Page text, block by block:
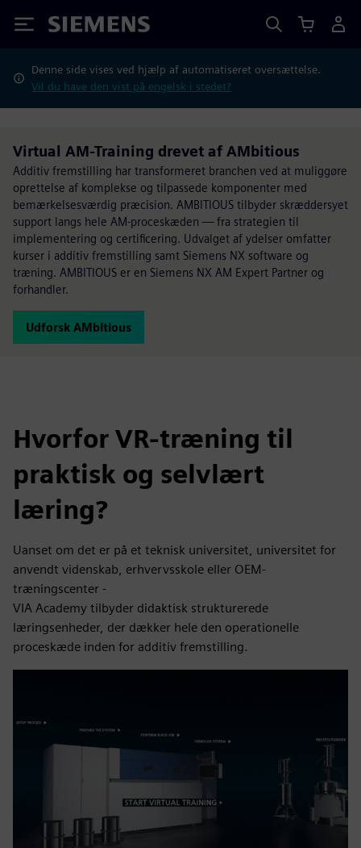
Siemens
Denne side vises ved hjælp af automatiseret oversættelse.
Vil du have den vist på engelsk i stedet?
Virtual AM-Training drevet af AMbitious
Additiv fremstilling har transformeret branchen ved at muliggøre
oprettelse af komplekse og tilpassede komponenter med
bemærkelsesværdig præcision. AMBITIOUS tilbyder skræddersyet
support langs hele AM-proceskæden — fra strategien til
implementering og certificering. Udvalget af ydelser omfatter
kurser i additiv fremstilling samt Siemens NX software og
træning. AMBITIOUS er en Siemens NX AM Expert Partner og
forhandler.
Udforsk AMbitious
Hvorfor VR-træning til
praktisk og selvlært
læring?
Uanset om det er på et teknisk universitet, universitet for
anvendt videnskab, erhvervsskole eller OEM-
træningscenter -
VIA Academy tilbyder didaktisk strukturerede
læringsenheder, der dækker hele den operationelle
proceskæde inden for additiv fremstilling.